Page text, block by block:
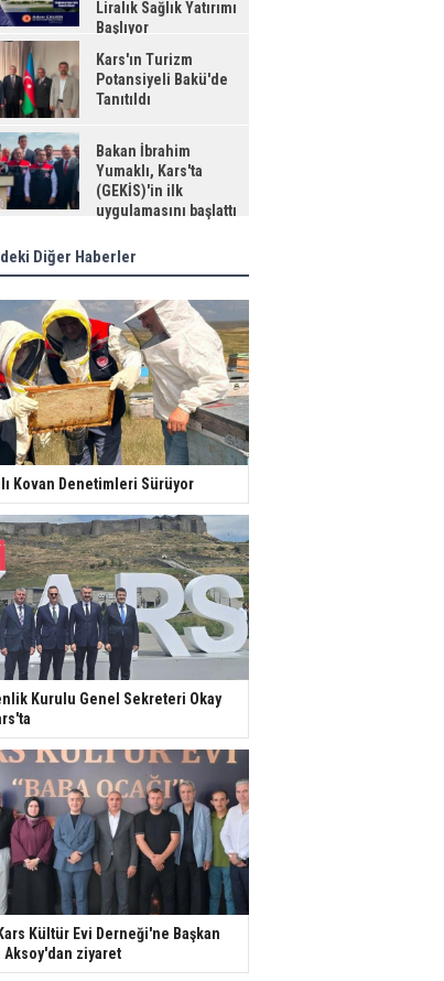
Liralık Sağlık Yatırımı
Başlıyor
Kars'ın Turizm
Potansiyeli Bakü'de
Tanıtıldı
Bakan İbrahim
Yumaklı, Kars'ta
(GEKİS)'in ilk
uygulamasını başlattı
Diğer Haberler
Kovan Denetimleri Sürüyor
Kurulu Genel Sekreteri Okay
Kültür Evi Derneği'ne Başkan
Aksoy'dan ziyaret